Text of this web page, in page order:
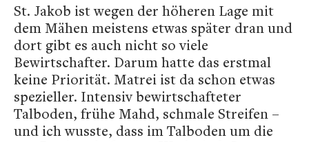
St. Jakob ist wegen der höheren Lage mit
dem Mähen meistens etwas später dran und
dort gibt es auch nicht so viele
Bewirtschafter. Darum hatte das erstmal
keine Priorität. Matrei ist da schon etwas
spezieller. Intensiv bewirtschafteter
Talboden, frühe Mahd, schmale Streifen –
und ich wusste, dass im Talboden um die